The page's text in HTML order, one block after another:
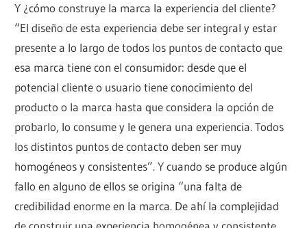
Y ¿cómo construye la marca la experiencia del cliente?
“El diseño de esta experiencia debe ser integral y estar
presente a lo largo de todos los puntos de contacto que
esa marca tiene con el consumidor: desde que el
potencial cliente o usuario tiene conocimiento del
producto o la marca hasta que considera la opción de
probarlo, lo consume y le genera una experiencia. Todos
los distintos puntos de contacto deben ser muy
homogéneos y consistentes”. Y cuando se produce algún
fallo en alguno de ellos se origina “una falta de
credibilidad enorme en la marca. De ahí la complejidad